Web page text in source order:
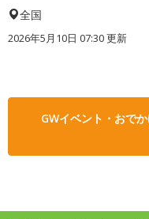
全国
2026年5月10日 07:30 更新
GWイベント・おで